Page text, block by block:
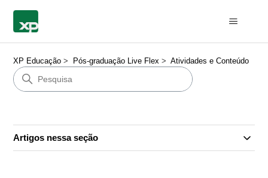
XP Educação Pós-graduação Live Flex Atividades e Conteúdo
Artigos nessa seção